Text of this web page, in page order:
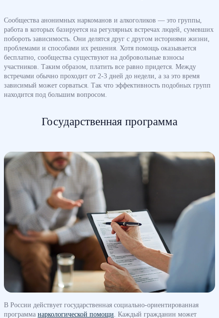
Сообщества анонимных наркоманов и алкоголиков — это группы,
работа в которых базируется на регулярных встречах людей, сумевших
побороть зависимость. Они делятся друг с другом историями жизни,
проблемами и способами их решения. Хотя помощь оказывается
бесплатно, сообщества существуют на добровольные взносы
участников. Таким образом, платить все равно придется. Между
встречами обычно проходит от 2-3 дней до недели, а за это время
зависимый может сорваться. Так что эффективность подобных групп
находится под большим вопросом.
Государственная программа
В России действует государственная социально-ориентированная
программа наркологической помощи . Каждый гражданин может